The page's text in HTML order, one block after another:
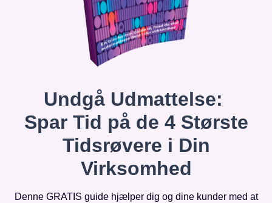
Undgå Udmattelse:
Spar Tid på de 4 Største
Tidsrøvere i Din
Virksomhed
Denne GRATIS guide hjælper dig og dine kunder med at